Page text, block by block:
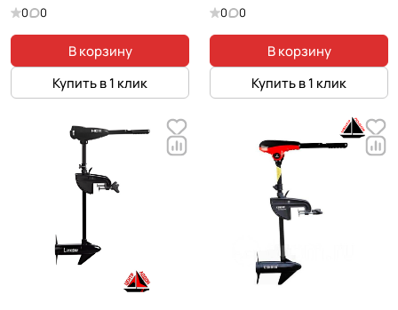
0 0
В корзину
Купить в 1 клик
0 0
В корзину
Купить в 1 клик